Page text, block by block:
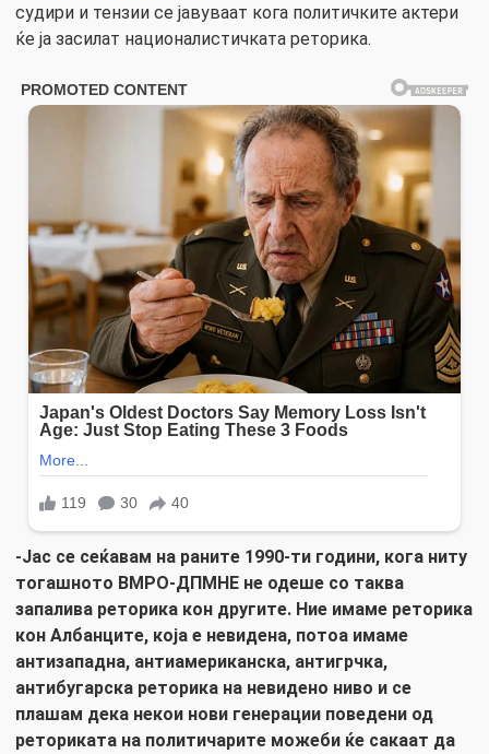
судири и тензии се јавуваат кога политичките актери
ќе ја засилат националистичката реторика.
-Јас се сеќавам на раните 1990-ти години, кога ниту
тогашното ВМРО-ДПМНЕ не одеше со таква
запалива реторика кон другите. Ние имаме реторика
кон Албанците, која е невидена, потоа имаме
антизападна, антиамериканска, антигрчка,
антибугарска реторика на невидено ниво и се
плашам дека некои нови генерации поведени од
реториката на политичарите можеби ќе сакаат да